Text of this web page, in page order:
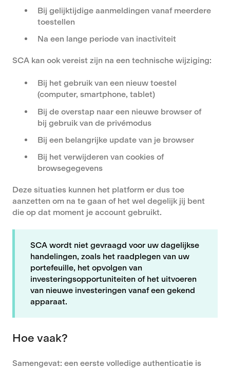
Bij gelijktijdige aanmeldingen vanaf meerdere
toestellen
Na een lange periode van inactiviteit
SCA kan ook vereist zijn na een technische wijziging:
Bij het gebruik van een nieuw toestel
(computer, smartphone, tablet)
Bij de overstap naar een nieuwe browser of
bij gebruik van de privémodus
Bij een belangrijke update van je browser
Bij het verwijderen van cookies of
browsegegevens
Deze situaties kunnen het platform er dus toe
aanzetten om na te gaan of het wel degelijk jij bent
die op dat moment je account gebruikt.
SCA wordt niet gevraagd voor uw dagelijkse
handelingen, zoals het raadplegen van uw
portefeuille, het opvolgen van
investeringsopportuniteiten of het uitvoeren
van nieuwe investeringen vanaf een gekend
apparaat.
Hoe vaak?
Samengevat: een eerste volledige authenticatie is